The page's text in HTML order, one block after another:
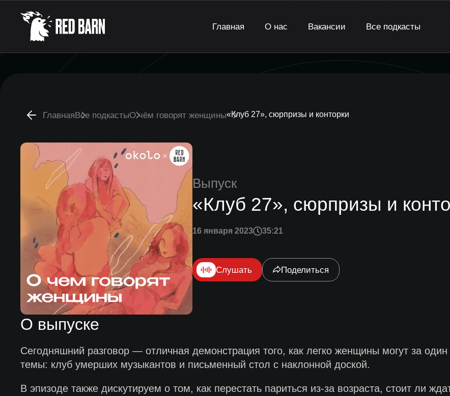
Главная О нас Вакансии Все подкасты
ГлавнаяВсе подкастыО чём говорят женщины«Клуб 27», сюрпризы и конторки
Выпуск
«Клуб 27», сюрпризы и
16 января 2023 35:21
Слушать Поделиться
О выпуске
Сегодняшний разговор — отличная демонстрация того, как легко женщины могут за
темы: клуб умерших музыкантов и письменный стол с наклонной доской.
В эпизоде также дискутируем о том, как перестать париться из-за возраста, стоит ли